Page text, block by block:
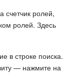
счетчик ролей,
ролей. Здесь
в строке поиска.
— нажмите на